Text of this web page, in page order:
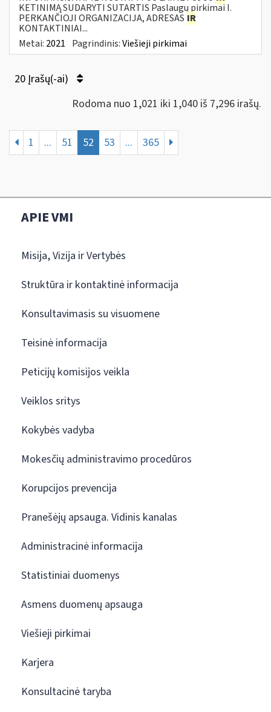
KETINIMĄ SUDARYTI SUTARTIS Paslaugų pirkimai I.
PERKANČIOJI ORGANIZACIJA, ADRESAS IR
KONTAKTINIAI...
Metai: 2021 Pagrindinis:Viešieji pirkimai
20 Įrašų(-ai)
Rodoma nuo 1,021 iki 1,040 iš 7,296 irašų.
1 ... 51 52 53 ... 365
APIE VMI
Misija, Vizija ir Vertybės
Struktūra ir kontaktinė informacija
Konsultavimasis su visuomene
Teisinė informacija
Peticijų komisijos veikla
Veiklos sritys
Kokybės vadyba
Mokesčių administravimo procedūros
Korupcijos prevencija
Pranešėjų apsauga. Vidinis kanalas
Administracinė informacija
Statistiniai duomenys
Asmens duomenų apsauga
Viešieji pirkimai
Karjera
Konsultacinė taryba